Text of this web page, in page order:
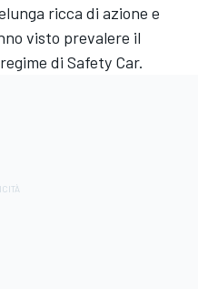
ricca di azione e
visto prevalere il
di Safety Car.